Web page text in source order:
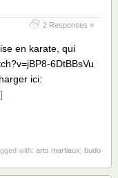
2 Responses »
en karate, qui
6DtBBsVu
ici:
with: arts martiaux, budo